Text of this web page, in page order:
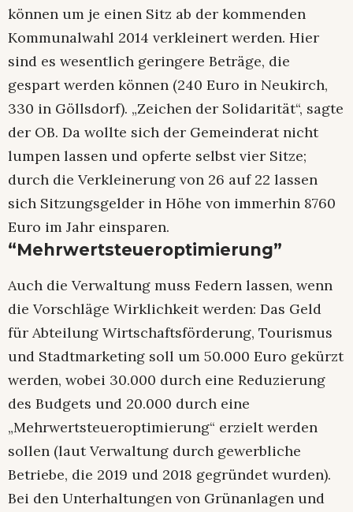
können um je einen Sitz ab der kommenden
Kommunalwahl 2014 verkleinert werden. Hier
sind es wesentlich geringere Beträge, die
gespart werden können (240 Euro in Neukirch,
330 in Göllsdorf). „Zeichen der Solidarität“, sagte
der OB. Da wollte sich der Gemeinderat nicht
lumpen lassen und opferte selbst vier Sitze;
durch die Verkleinerung von 26 auf 22 lassen
sich Sitzungsgelder in Höhe von immerhin 8760
Euro im Jahr einsparen.
“Mehrwertsteueroptimierung”
Auch die Verwaltung muss Federn lassen, wenn
die Vorschläge Wirklichkeit werden: Das Geld
für Abteilung Wirtschaftsförderung, Tourismus
und Stadtmarketing soll um 50.000 Euro gekürzt
werden, wobei 30.000 durch eine Reduzierung
des Budgets und 20.000 durch eine
„Mehrwertsteueroptimierung“ erzielt werden
sollen (laut Verwaltung durch gewerbliche
Betriebe, die 2019 und 2018 gegründet wurden).
Bei den Unterhaltungen von Grünanlagen und